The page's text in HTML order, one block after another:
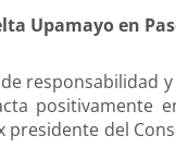
Upamayo en
responsabilidad
positivamente
del